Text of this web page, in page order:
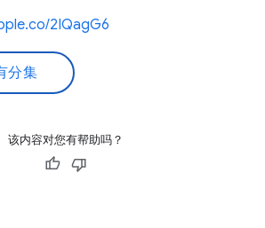
2IQagG6
分集
该内容对您有帮助吗？